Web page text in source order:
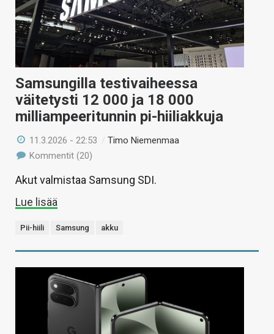
Samsungilla testivaiheessa
väitetysti 12 000 ja 18 000
milliampeeritunnin pi-hiiliakkuja
11.3.2026 - 22:53 /Timo Niemenmaa
Kommentit (20)
Akut valmistaa Samsung SDI.
Lue lisää
Pii-hiili Samsung akku